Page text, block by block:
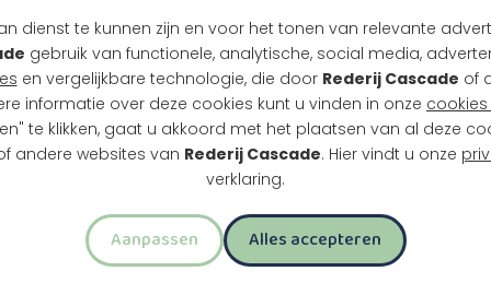
dienst te kunnen zijn en voor het tonen van relevante
gebruik van functionele, analytische, social media,
en vergelijkbare technologie, die door Rederij Cascade of
informatie over deze cookies kunt u vinden in onze
te klikken, gaat u akkoord met het plaatsen van al deze
andere websites van Rederij Cascade. Hier vindt u onze
verklaring.
Aanpassen Alles accepteren
lunch, gebak of bittergarnituur en drankjes
in beeld.